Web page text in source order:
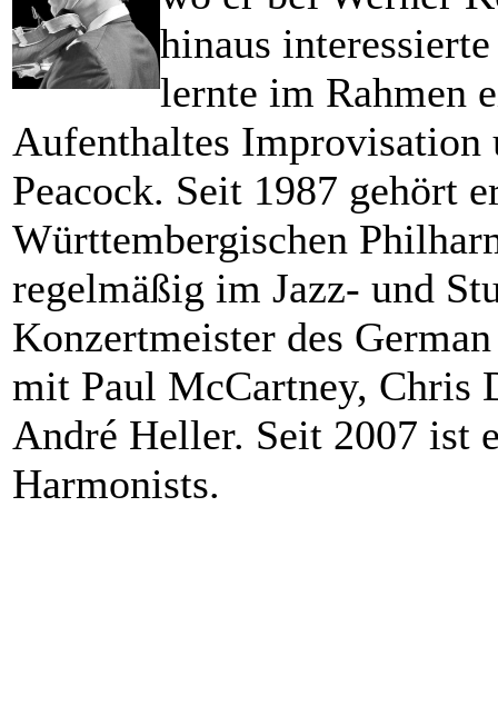
hinaus
lernte im Rahmen
Aufenthaltes Improvisation
Peacock. Seit 1987 gehört
Württembergischen
regelmäßig im Jazz- und
Konzertmeister des
mit Paul McCartney, Chris
André Heller. Seit 2007 ist
Harmonists.